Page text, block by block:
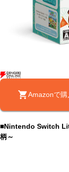
Amazonで購
■Nintendo Switch
柄～